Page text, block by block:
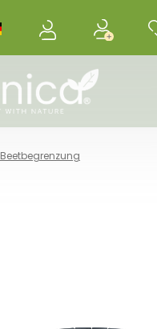
Beetbegrenzung